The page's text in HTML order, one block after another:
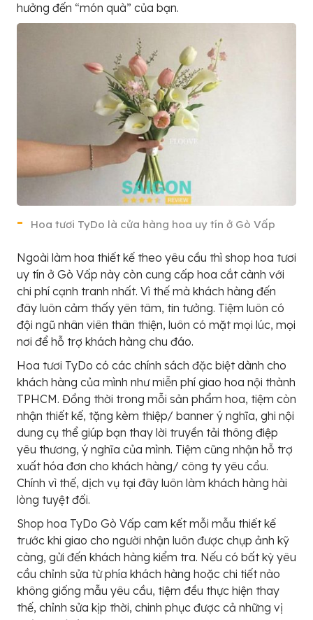
hưởng đến “món quà” của bạn.
Hoa tươi TyDo là cửa hàng hoa uy tín ở Gò Vấp
Ngoài làm hoa thiết kế theo yêu cầu thì shop hoa tươi
uy tín ở Gò Vấp này còn cung cấp hoa cắt cành với
chi phí cạnh tranh nhất. Vì thế mà khách hàng đến
đây luôn cảm thấy yên tâm, tin tưởng. Tiệm luôn có
đội ngũ nhân viên thân thiện, luôn có mặt mọi lúc, mọi
nơi để hỗ trợ khách hàng chu đáo.
Hoa tươi TyDo có các chính sách đặc biệt dành cho
khách hàng của mình như miễn phí giao hoa nội thành
TPHCM. Đồng thời trong mỗi sản phẩm hoa, tiệm còn
nhận thiết kế, tặng kèm thiệp/ banner ý nghĩa, ghi nội
dung cụ thể giúp bạn thay lời truyền tải thông điệp
yêu thương, ý nghĩa của mình. Tiệm cũng nhận hỗ trợ
xuất hóa đơn cho khách hàng/ công ty yêu cầu.
Chính vì thế, dịch vụ tại đây luôn làm khách hàng hài
lòng tuyệt đối.
Shop hoa TyDo Gò Vấp cam kết mỗi mẫu thiết kế
trước khi giao cho người nhận luôn được chụp ảnh kỹ
càng, gửi đến khách hàng kiểm tra. Nếu có bất kỳ yêu
cầu chỉnh sửa từ phía khách hàng hoặc chi tiết nào
không giống mẫu yêu cầu, tiệm đều thực hiện thay
thế, chỉnh sửa kịp thời, chinh phục được cả những vị